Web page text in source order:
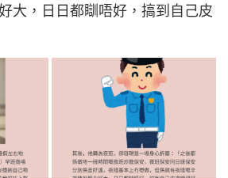
大，日日都瞓唔好，搞到自己皮